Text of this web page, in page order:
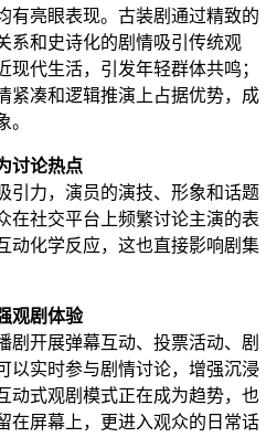
有亮眼表现。古装剧通过精致的
系和史诗化的剧情吸引传统观
现代生活，引发年轻群体共鸣；
紧凑和逻辑推演上占据优势，成
。
讨论热点
引力，演员的演技、形象和话题
在社交平台上频繁讨论主演的表
动化学反应，这也直接影响剧集
观剧体验
剧开展弹幕互动、投票活动、剧
以实时参与剧情讨论，增强沉浸
动式观剧模式正在成为趋势，也
在屏幕上，更进入观众的日常话